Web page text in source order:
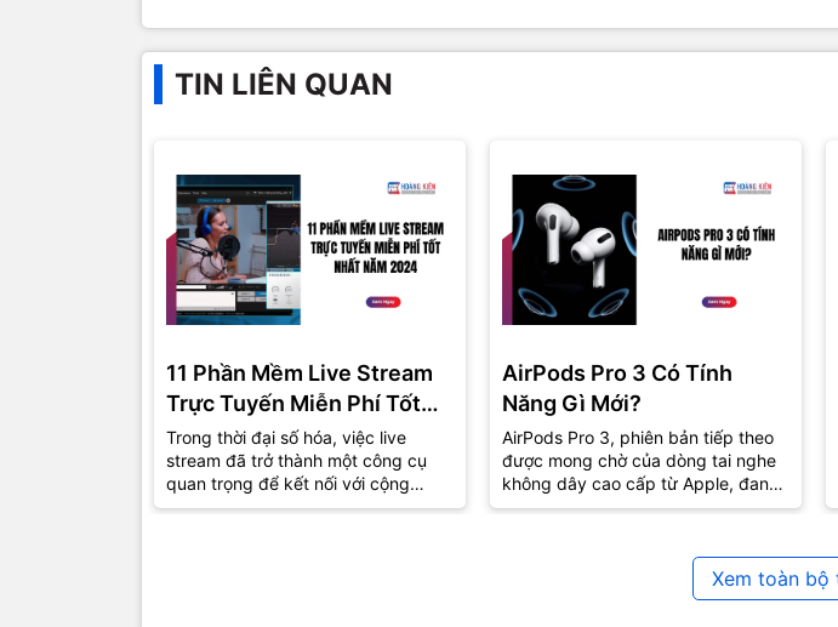
TIN LIÊN QUAN
11 Phần Mềm Live Stream
Trực Tuyến Miễn Phí Tốt
Nhất Năm 2024
Trong thời đại số hóa, việc live
stream đã trở thành một công cụ
quan trọng để kết nối với cộng
đồng và khán giả. Dù bạn là một
AirPods Pro 3 Có Tính
Năng Gì Mới?
AirPods Pro 3, phiên bản tiếp theo
được mong chờ của dòng tai nghe
không dây cao cấp từ Apple, đang
thu hút sự quan tâm lớn từ cộng
Xem toàn bộ